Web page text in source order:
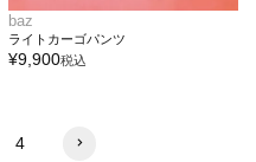
baz
ライトカーゴパンツ
¥9,900税込
4